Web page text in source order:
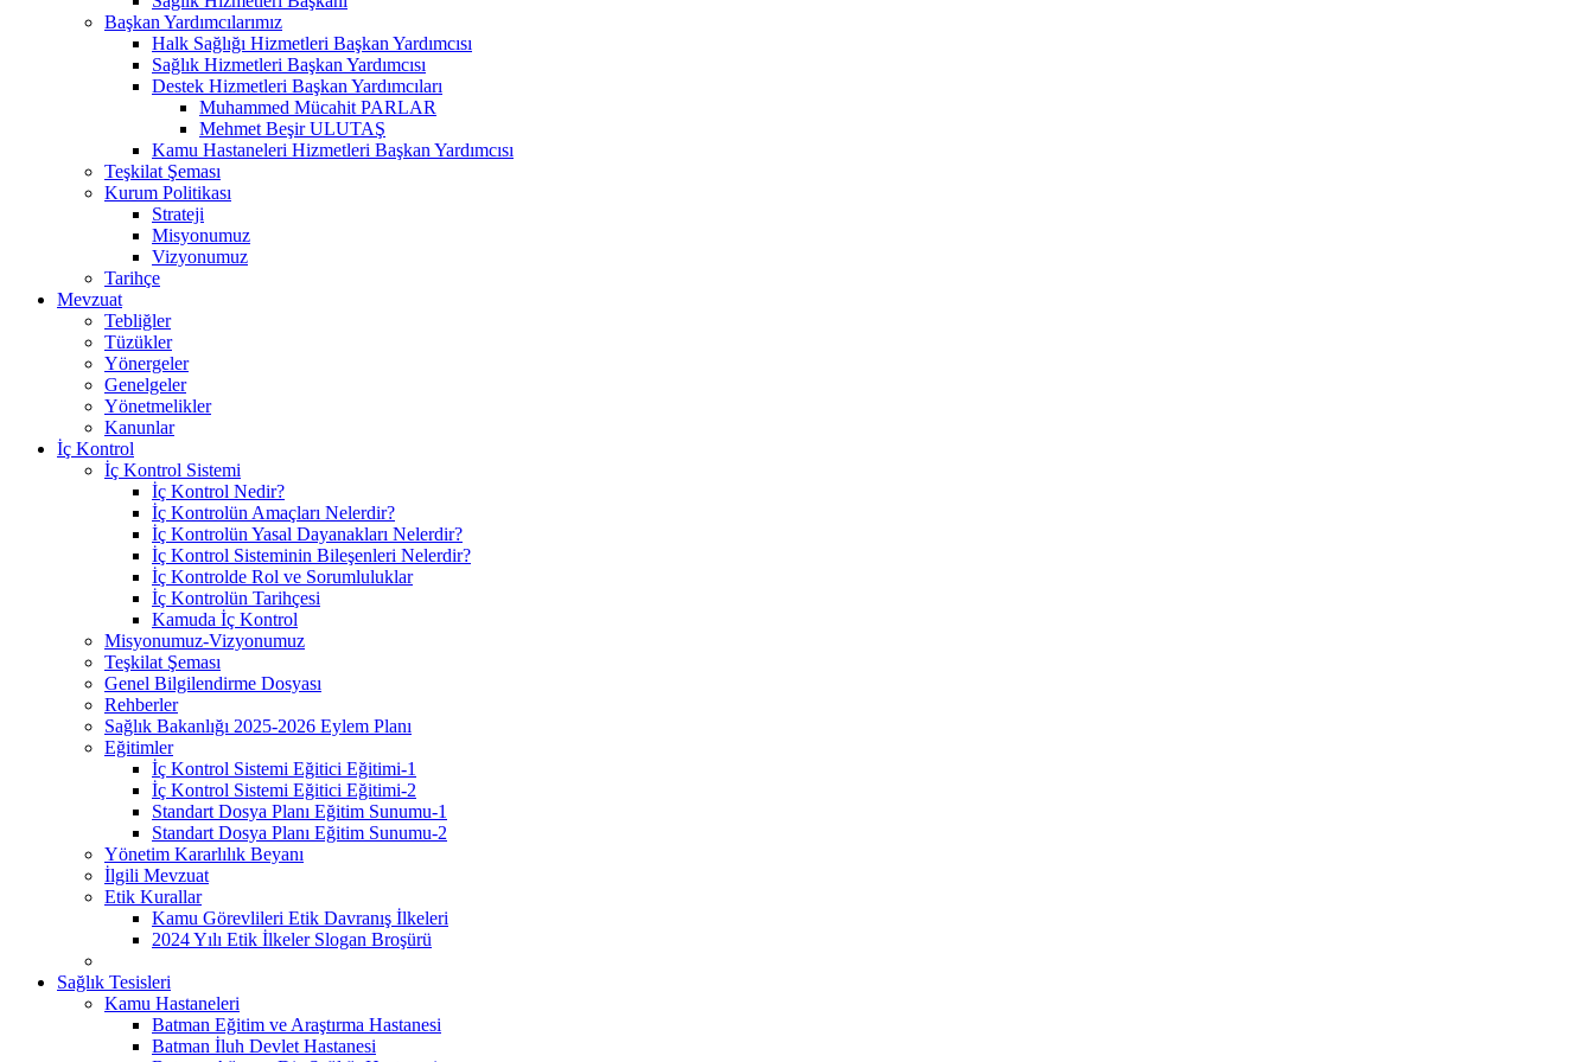
Başkan Yardımcılarımız
Halk Sağlığı Hizmetleri Başkan Yardımcısı
Sağlık Hizmetleri Başkan Yardımcısı
Destek Hizmetleri Başkan Yardımcıları
Muhammed Mücahit PARLAR
Mehmet Beşir ULUTAŞ
Kamu Hastaneleri Hizmetleri Başkan Yardımcısı
Teşkilat Şeması
Kurum Politikası
Strateji
Misyonumuz
Vizyonumuz
Tarihçe
Mevzuat
Tebliğler
Tüzükler
Yönergeler
Genelgeler
Yönetmelikler
Kanunlar
İç Kontrol
İç Kontrol Sistemi
İç Kontrol Nedir?
İç Kontrolün Amaçları Nelerdir?
İç Kontrolün Yasal Dayanakları Nelerdir?
İç Kontrol Sisteminin Bileşenleri Nelerdir?
İç Kontrolde Rol ve Sorumluluklar
İç Kontrolün Tarihçesi
Kamuda İç Kontrol
Misyonumuz-Vizyonumuz
Teşkilat Şeması
Genel Bilgilendirme Dosyası
Rehberler
Sağlık Bakanlığı 2025-2026 Eylem Planı
Eğitimler
İç Kontrol Sistemi Eğitici Eğitimi-1
İç Kontrol Sistemi Eğitici Eğitimi-2
Standart Dosya Planı Eğitim Sunumu-1
Standart Dosya Planı Eğitim Sunumu-2
Yönetim Kararlılık Beyanı
İlgili Mevzuat
Etik Kurallar
Kamu Görevlileri Etik Davranış İlkeleri
2024 Yılı Etik İlkeler Slogan Broşürü
Sağlık Tesisleri
Kamu Hastaneleri
Batman Eğitim ve Araştırma Hastanesi
Batman İluh Devlet Hastanesi